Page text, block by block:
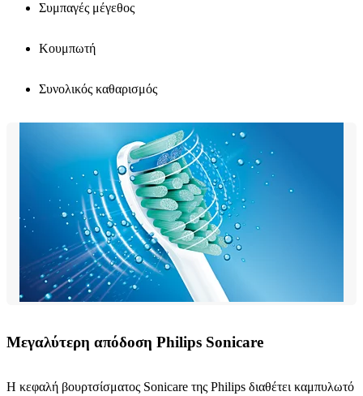
Συμπαγές μέγεθος
Κουμπωτή
Συνολικός καθαρισμός
Μεγαλύτερη απόδοση Philips Sonicare
Η κεφαλή βουρτσίσματος Sonicare της Philips διαθέτει καμπυλωτό